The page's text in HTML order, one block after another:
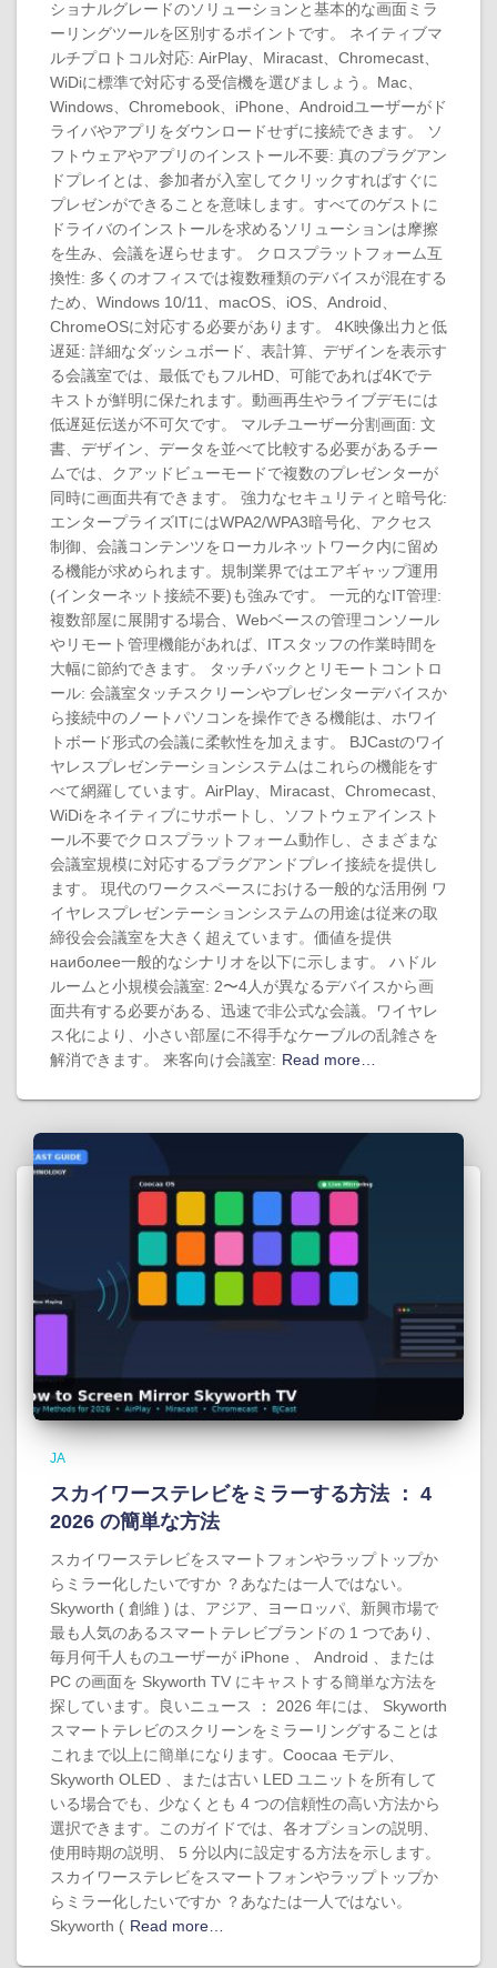
ショナルグレードのソリューションと基本的な画面ミラ
ーリングツールを区別するポイントです。 ネイティブマ
ルチプロトコル対応: AirPlay、Miracast、Chromecast、
WiDiに標準で対応する受信機を選びましょう。Mac、
Windows、Chromebook、iPhone、Androidユーザーがド
ライバやアプリをダウンロードせずに接続できます。 ソ
フトウェアやアプリのインストール不要: 真のプラグアン
ドプレイとは、参加者が入室してクリックすればすぐに
プレゼンができることを意味します。すべてのゲストに
ドライバのインストールを求めるソリューションは摩擦
を生み、会議を遅らせます。 クロスプラットフォーム互
換性: 多くのオフィスでは複数種類のデバイスが混在する
ため、Windows 10/11、macOS、iOS、Android、
ChromeOSに対応する必要があります。 4K映像出力と低
遅延: 詳細なダッシュボード、表計算、デザインを表示す
る会議室では、最低でもフルHD、可能であれば4Kでテ
キストが鮮明に保たれます。動画再生やライブデモには
低遅延伝送が不可欠です。 マルチユーザー分割画面: 文
書、デザイン、データを並べて比較する必要があるチー
ムでは、クアッドビューモードで複数のプレゼンターが
同時に画面共有できます。 強力なセキュリティと暗号化:
エンタープライズITにはWPA2/WPA3暗号化、アクセス
制御、会議コンテンツをローカルネットワーク内に留め
る機能が求められます。規制業界ではエアギャップ運用
(インターネット接続不要)も強みです。 一元的なIT管理:
複数部屋に展開する場合、Webベースの管理コンソール
やリモート管理機能があれば、ITスタッフの作業時間を
大幅に節約できます。 タッチバックとリモートコントロ
ール: 会議室タッチスクリーンやプレゼンターデバイスか
ら接続中のノートパソコンを操作できる機能は、ホワイ
トボード形式の会議に柔軟性を加えます。 BJCastのワイ
ヤレスプレゼンテーションシステムはこれらの機能をす
べて網羅しています。AirPlay、Miracast、Chromecast、
WiDiをネイティブにサポートし、ソフトウェアインスト
ール不要でクロスプラットフォーム動作し、さまざまな
会議室規模に対応するプラグアンドプレイ接続を提供し
ます。 現代のワークスペースにおける一般的な活用例 ワ
イヤレスプレゼンテーションシステムの用途は従来の取
締役会会議室を大きく超えています。価値を提供
наиболее一般的なシナリオを以下に示します。 ハドル
ルームと小規模会議室: 2〜4人が異なるデバイスから画
面共有する必要がある、迅速で非公式な会議。ワイヤレ
ス化により、小さい部屋に不得手なケーブルの乱雑さを
解消できます。 来客向け会議室: Read more…
JA
スカイワーステレビをミラーする方法 ： 4
2026 の簡単な方法
スカイワーステレビをスマートフォンやラップトップか
らミラー化したいですか ？あなたは一人ではない。
Skyworth ( 創維 ) は、アジア、ヨーロッパ、新興市場で
最も人気のあるスマートテレビブランドの 1 つであり、
毎月何千人ものユーザーが iPhone 、 Android 、または
PC の画面を Skyworth TV にキャストする簡単な方法を
探しています。良いニュース ： 2026 年には、 Skyworth
スマートテレビのスクリーンをミラーリングすることは
これまで以上に簡単になります。Coocaa モデル、
Skyworth OLED 、または古い LED ユニットを所有して
いる場合でも、少なくとも 4 つの信頼性の高い方法から
選択できます。このガイドでは、各オプションの説明、
使用時期の説明、 5 分以内に設定する方法を示します。
スカイワーステレビをスマートフォンやラップトップか
らミラー化したいですか ？あなたは一人ではない。
Skyworth ( Read more…